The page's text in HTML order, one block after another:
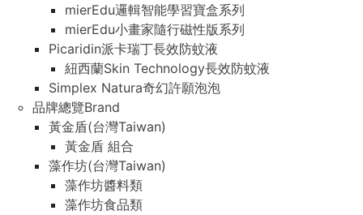
mierEdu邏輯智能學習寶盒系列
mierEdu小畫家隨行磁性版系列
Picaridin派卡瑞丁長效防蚊液
紐西蘭Skin Technology長效防蚊液
Simplex Natura奇幻許願泡泡
品牌總覽Brand
黃金盾(台灣Taiwan)
黃金盾 組合
藻作坊(台灣Taiwan)
藻作坊醬料類
藻作坊食品類